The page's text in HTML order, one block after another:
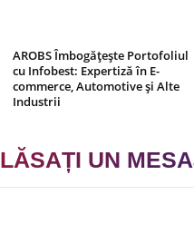
AROBS Îmbogățește Portofoliul
cu Infobest: Expertiză în E-
commerce, Automotive și Alte
Industrii
LĂSAȚI UN